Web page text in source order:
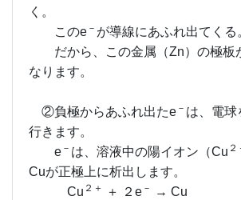
く。
このe － が導線にあふれ出てくる
だから、この金属（Zn）の極板
なります。
②負極からあふれ出たe － は、電球
行きます。
e － は、溶液中の陽イオン（Cu ２
Cuが正極上に析出します。
Cu ２＋ ＋ ２e －
→ Cu